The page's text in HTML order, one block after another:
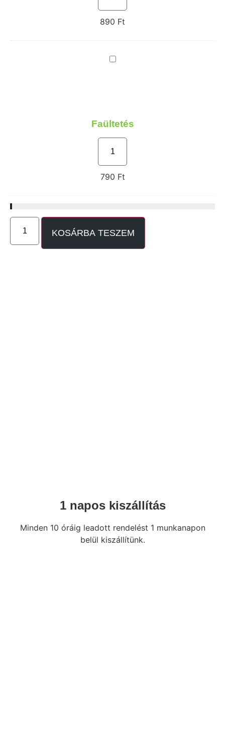
890 Ft
Faültetés
Faültetés
790 Ft
KOSÁRBA TESZEM
1 napos kiszállítás
Minden 10 óráig leadott rendelést 1 munkanapon
belül kiszállítünk.